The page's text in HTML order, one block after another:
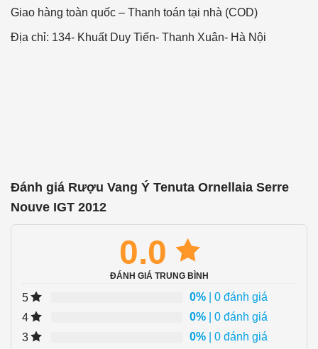
Giao hàng toàn quốc – Thanh toán tại nhà (COD)
Địa chỉ: 134- Khuất Duy Tiến- Thanh Xuân- Hà Nội
Đánh giá Rượu Vang Ý Tenuta Ornellaia Serre
Nouve IGT 2012
0.0
ĐÁNH GIÁ TRUNG BÌNH
5 0% | 0 đánh giá
4
0% | 0 đánh giá
3
0% | 0 đánh giá